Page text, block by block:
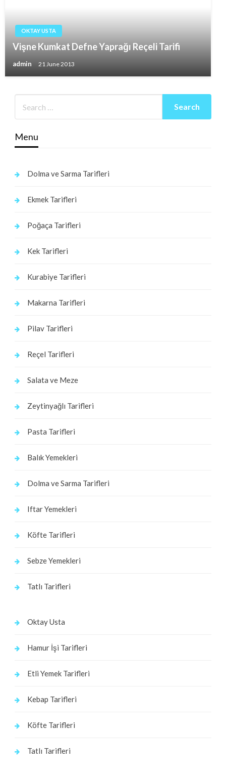
OKTAY USTA
Vişne Kumkat Defne Yaprağı Reçeli Tarifi
admin 21 June 2013
Menu
Dolma ve Sarma Tarifleri
Ekmek Tarifleri
Poğaça Tarifleri
Kek Tarifleri
Kurabiye Tarifleri
Makarna Tarifleri
Pilav Tarifleri
Reçel Tarifleri
Salata ve Meze
Zeytinyağlı Tarifleri
Pasta Tarifleri
Balık Yemekleri
Dolma ve Sarma Tarifleri
Iftar Yemekleri
Köfte Tarifleri
Sebze Yemekleri
Tatlı Tarifleri
Oktay Usta
Hamur İşi Tarifleri
Etli Yemek Tarifleri
Kebap Tarifleri
Köfte Tarifleri
Tatlı Tarifleri